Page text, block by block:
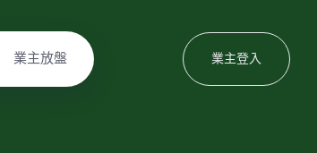
業主放盤 業主登入